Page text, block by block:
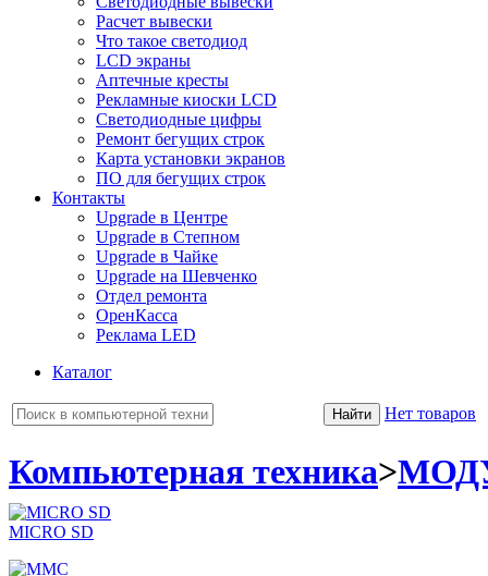
Расчет вывески
Что такое светодиод
LCD экраны
Аптечные кресты
Рекламные киоски LCD
Светодиодные цифры
Ремонт бегущих строк
Карта установки экранов
ПО для бегущих строк
Контакты
Upgrade в Центре
Upgrade в Степном
Upgrade в Чайке
Upgrade на Шевченко
Отдел ремонта
ОренКасса
Реклама LED
Каталог
Нет товаров
Компьютерная техника>
MICRO SD